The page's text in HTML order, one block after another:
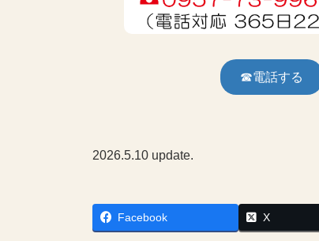
☎電話する
2026.5.10 update.
Facebook X